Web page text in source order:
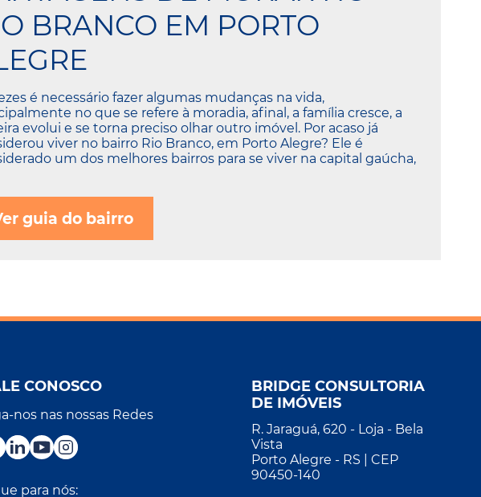
BRANCO EM PORTO
é necessário fazer algumas mudanças na vida,
no que se refere à moradia, afinal, a família cresce, a
evolui e se torna preciso olhar outro imóvel. Por acaso já
viver no bairro Rio Branco, em Porto Alegre? Ele é
um dos melhores bairros para se viver na capital gaúcha,
guia do bairro
CONOSCO
nos nas nossas Redes
para nós:
BRIDGE CONSULTORIA
DE IMÓVEIS
R. Jaraguá, 620 - Loja - Bela
Vista
Porto Alegre - RS | CEP
90450-140